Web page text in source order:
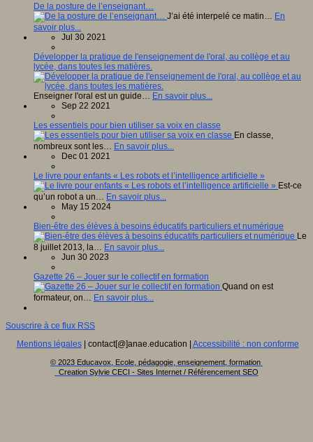
De la posture de l’enseignant…
J’ai été interpelé ce matin… En
savoir plus...
Jul 30 2021
Développer la pratique de l'enseignement de l'oral, au collège et au
lycée, dans toutes les matières.
Enseigner l'oral est un guide… En savoir plus...
Sep 22 2021
Les essentiels pour bien utiliser sa voix en classe
En classe,
nombreux sont les… En savoir plus...
Dec 01 2021
Le livre pour enfants « Les robots et l’intelligence artificielle »
Est-ce
qu’un robot a un… En savoir plus...
May 15 2024
Bien-être des élèves à besoins éducatifs particuliers et numérique
Le
8 juillet 2013, la… En savoir plus...
Jun 30 2023
Gazette 26 – Jouer sur le collectif en formation
Quand on est
formateur, on… En savoir plus...
Souscrire à ce flux RSS
Mentions légales| contact[@]anae.education | Accessibilité : non conforme
© 2023 Educavox, Ecole, pédagogie, enseignement, formation
Creation Sylvie CECI - Sites Internet / Référencement SEO